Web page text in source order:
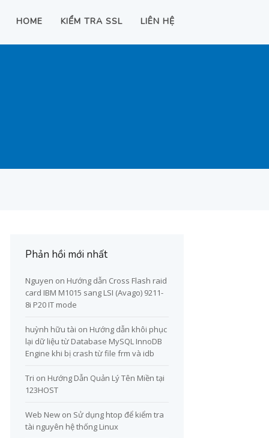
HOME KIỂM TRA SSL LIÊN HỆ
Phản hồi mới nhất
Nguyen on Hướng dẫn Cross Flash raid
card IBM M1015 sang LSI (Avago) 9211-
8i P20 IT mode
huỳnh hữu tài on Hướng dẫn khôi phục
lại dữ liệu từ Database MySQL InnoDB
Engine khi bị crash từ file frm và idb
Tri on Hướng Dẫn Quản Lý Tên Miền tại
123HOST
Web Newon Sử dụng htop để kiểm tra
tài nguyên hệ thống Linux